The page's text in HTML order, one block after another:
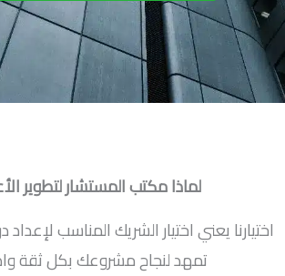
لماذا مكتب المستشار لتطوير
اختيارنا يعني اختيار الشريك المناسب
تمهد لنجاح مشروعك بكل ثقة